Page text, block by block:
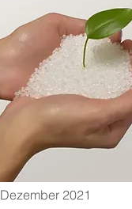
Dezember 2021